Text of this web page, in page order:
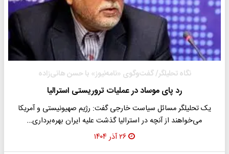
نگاه تحلیلگر/ گفت‌وگوی «نامه‌نیوز» با حسن هانی‌زاده
رد پای موساد در عملیات تروریستی استرالیا
یک تحلیلگر مسائل سیاست خارجی گفت: رژیم صهیونیستی و آمریکا
می‌خواهند از آنچه در استرالیا گذشت علیه ایران بهره‌برداری…
۲۶ آذر ۱۴۰۴